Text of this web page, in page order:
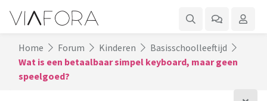
Home Forum Kinderen
Basisschoolleeftijd
Wat is een betaalbaar simpel keyboard, maar geen
speelgoed?